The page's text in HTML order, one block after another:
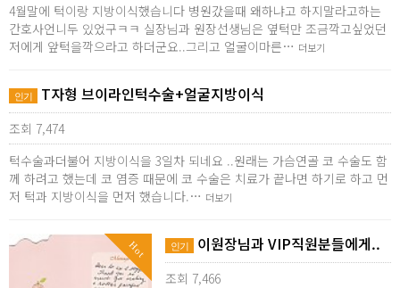
4월말에 턱이랑 지방이식했습니다 병원갔을때 왜하냐고 하지말라고하는
간호사언니두 있었구ㅋㅋ 실장님과 원장선생님은 옆턱만 조금깍고싶었던
저에게 앞턱을깍으라고 하더군요..그리고 얼굴이마른… 더보기
인기 T자형 브이라인턱수술+얼굴지방이식
조회 7,474
턱수술과더불어 지방이식을 3일차 되네요 ..원래는 가슴연골 코 수술도 함
께 하려고 했는데 코 염증 때문에 코 수술은 치료가 끝나면 하기로 하고 먼
저 턱과 지방이식을 먼저 했습니다.… 더보기
Hot 인기 이원장님과 VIP직원분들에게..
조회 7,466